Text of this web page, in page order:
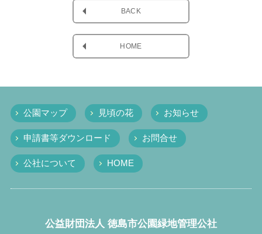
BACK
HOME
公園マップ 見頃の花 お知らせ
申請書等ダウンロード お問合せ
公社について HOME
公益財団法人 徳島市公園緑地管理公社